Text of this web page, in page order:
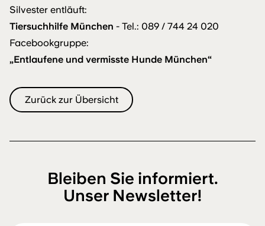
Silvester entläuft:
Tiersuchhilfe München - Tel.: 089 / 744 24 020
Facebookgruppe:
„Entlaufene und vermisste Hunde München“
Zurück zur Übersicht
Bleiben Sie informiert.
Unser Newsletter!